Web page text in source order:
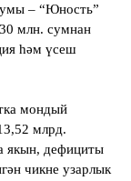
– “Юность”
млн. сумнан
һәм үсеш
мондый
млрд.
якын, дефициты
чикне узарлык